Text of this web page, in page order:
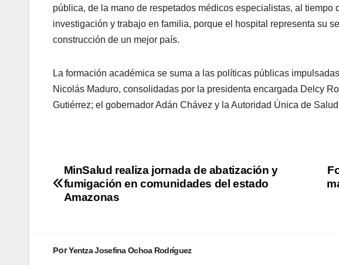
pública, de la mano de respetados médicos especialistas, al tiempo
investigación y trabajo en familia, porque el hospital representa su
construcción de un mejor país.
​​La formación académica se suma a las políticas públicas
Nicolás Maduro, consolidadas por la presidenta encargada Delcy
Gutiérrez; el gobernador Adán Chávez y la Autoridad Única de
MinSalud realiza jornada de abatización y
fumigación en comunidades del estado
Amazonas
PorYentza Josefina Ochoa Rodríguez